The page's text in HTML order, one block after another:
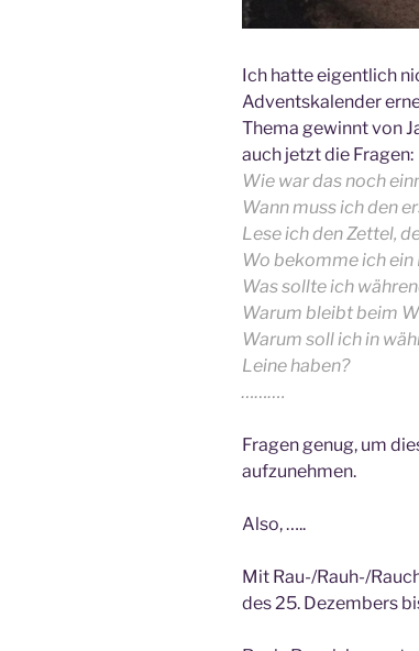
Ich hatte eigentlich
Adventskalender
Thema gewinnt von
auch jetzt die Fragen:
Wie war das noch
Wann muss ich den
Lese ich den Zettel,
Wo bekomme ich
Was sollte ich
Warum bleibt beim
Warum soll ich in
Leine haben?
……….
Fragen genug, um
aufzunehmen.
Also, …..
Mit Rau-/Rauh-/
des 25. Dezembers